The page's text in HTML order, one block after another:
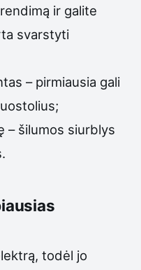
ir galite
svarstyti
– pirmiausia gali
– šilumos siurblys
todėl jo